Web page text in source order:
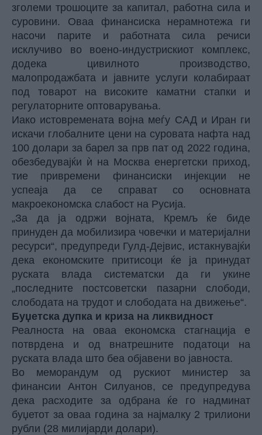
зголеми трошоците за капитал, работна сила и
суровини. Оваа финансиска нерамнотежа ги
насочи парите и работната сила речиси
исклучиво во воено-индустрискиот комплекс,
додека цивилното производство,
малопродажбата и јавните услуги колабираат
под товарот на високите каматни стапки и
регулаторните оптоварувања.
Иако истовремената војна меѓу САД и Иран ги
искачи глобалните цени на суровата нафта над
100 долари за барел за прв пат од 2022 година,
обезбедувајќи ѝ на Москва енергетски приход,
тие привремени финансиски инјекции не
успеаја да се справат со основната
макроекономска слабост на Русија.
„За да ја одржи војната, Кремљ ќе биде
принуден да мобилизира човечки и материјални
ресурси“, предупреди Гулд-Дејвис, истакнувајќи
дека економските притисоци ќе ја принудат
руската влада систематски да ги укине
„последните постсоветски пазарни слободи,
слободата на трудот и слободата на движење“.
Буџетска дупка и криза на ликвидност
Реалноста на оваа економска стагнација е
потврдена и од внатрешните податоци на
руската влада што беа објавени во јавноста.
Во меморандум од рускиот министер за
финансии Антон Силуанов, се предупредува
дека расходите за одбрана ќе го надминат
буџетот за оваа година за најмалку 2 трилиони
рубли (28 милијарди долари).